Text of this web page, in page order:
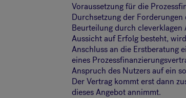
Voraussetzung für die
Durchsetzung der
Beurteilung durch
Aussicht auf Erfolg besteht,
Anschluss an die Erstberatung
eines
Anspruch des Nutzers auf ein
Der Vertrag kommt erst dann
dieses Angebot annimmt.